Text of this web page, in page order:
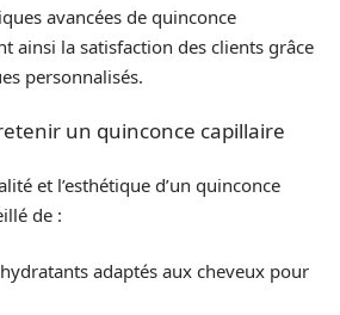
avancées de quinconce
ainsi la satisfaction des clients grâce
personnalisés.
un quinconce capillaire
et l’esthétique d’un quinconce
de :
adaptés aux cheveux pour